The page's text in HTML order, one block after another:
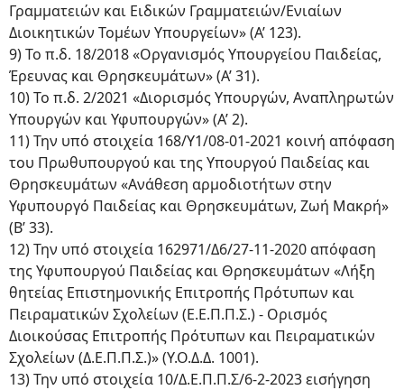
Γραμματειών και Ειδικών Γραμματειών/Ενιαίων
Διοικητικών Τομέων Υπουργείων» (Α’ 123).
9) Το π.δ. 18/2018 «Οργανισμός Υπουργείου Παιδείας,
Έρευνας και Θρησκευμάτων» (Α’ 31).
10) Το π.δ. 2/2021 «Διορισμός Υπουργών, Αναπληρωτών
Υπουργών και Υφυπουργών» (Α’ 2).
11) Την υπό στοιχεία 168/Υ1/08-01-2021 κοινή απόφαση
του Πρωθυπουργού και της Υπουργού Παιδείας και
Θρησκευμάτων «Ανάθεση αρμοδιοτήτων στην
Υφυπουργό Παιδείας και Θρησκευμάτων, Ζωή Μακρή»
(Β’ 33).
12) Την υπό στοιχεία 162971/Δ6/27-11-2020 απόφαση
της Υφυπουργού Παιδείας και Θρησκευμάτων «Λήξη
θητείας Επιστημονικής Επιτροπής Πρότυπων και
Πειραματικών Σχολείων (Ε.Ε.Π.Π.Σ.) - Ορισμός
Διοικούσας Επιτροπής Πρότυπων και Πειραματικών
Σχολείων (Δ.Ε.Π.Π.Σ.)» (Υ.Ο.Δ.Δ. 1001).
13) Την υπό στοιχεία 10/Δ.Ε.Π.Π.Σ/6-2-2023 εισήγηση